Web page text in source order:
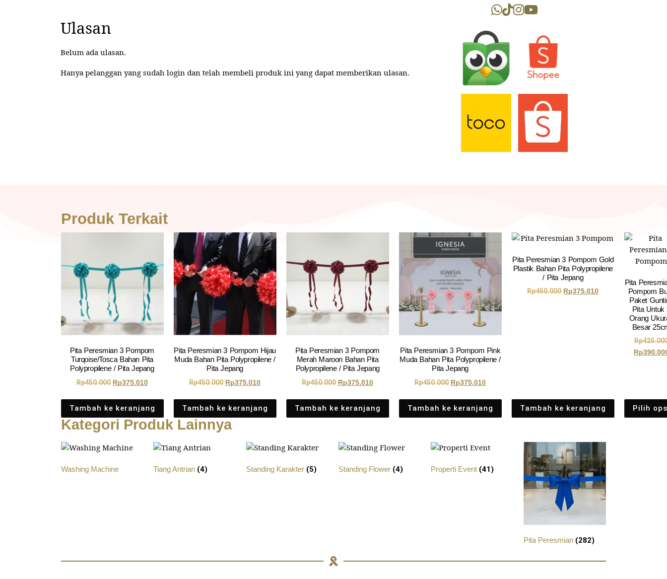
Ulasan
Belum ada ulasan.
Hanya pelanggan yang sudah login dan telah membeli produk ini yang dapat memberikan ulasan.
Produk Terkait
Pita Peresmian 3 Pompom
Turqoise/Tosca Bahan Pita
Polypropilene / Pita Jepang
Rp450.000 Rp375.010
Tambah ke keranjang
Pita Peresmian 3 Pompom Hijau
Muda Bahan Pita Polypropilene /
Pita Jepang
Rp450.000 Rp375.010
Tambah ke keranjang
Pita Peresmian 3 Pompom
Merah Maroon Bahan Pita
Polypropilene / Pita Jepang
Rp450.000 Rp375.010
Tambah ke keranjang
Pita Peresmian 3 Pompom Pink
Muda Bahan Pita Polypropilene /
Pita Jepang
Rp450.000 Rp375.010
Tambah ke keranjang
Pita Peresmian 3 Pompom Gold
Plastik Bahan Pita Polypropilene
/ Pita Jepang
Rp450.000 Rp375.010
Tambah ke keranjang
Pita
Pompom
Paket
Pita Untuk
Orang
Besar
Rp
Rp
Pilih
Kategori Produk Lainnya
Washing Machine Tiang Antrian (4) Standing Karakter (5) Standing Flower (4) Properti Event (41)
Pita Peresmian (282)